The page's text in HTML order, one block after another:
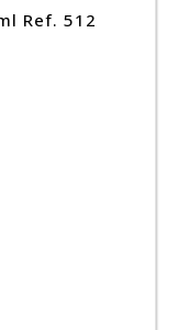
Ref. 512